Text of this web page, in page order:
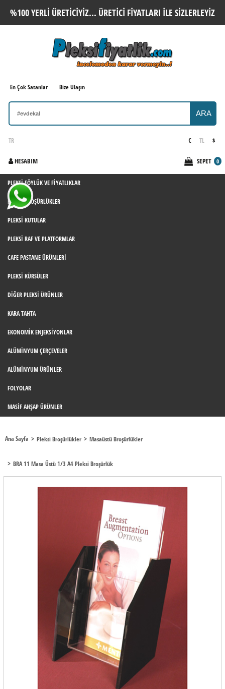
%100 YERLI ÜRETICIYIZ... ÜRETICI FIYATLARI ILE SIZLERLEYIZ
En Çok Satanlar Bize Ulaşın
ARA
TR
HESABIM
€ TL $
SEPET 0
PLEKSI FÖYLÜK VE FIYATLIKLAR
PLEKSI BROŞÜRLÜKLER
PLEKSI KUTULAR
PLEKSI RAF VE PLATFORMLAR
CAFE PASTANE ÜRÜNLERI
PLEKSI KÜRSÜLER
DIĞER PLEKSI ÜRÜNLER
KARA TAHTA
EKONOMIK ENJEKSIYONLAR
ALÜMINYUM ÇERÇEVELER
ALÜMINYUM ÜRÜNLER
FOLYOLAR
MASIF AHŞAP ÜRÜNLER
Ana Sayfa Pleksi Broşürlükler Masaüstü Broşürlükler
BRA 11 Masa Üstü 1/3 A4 Pleksi Broşürlük